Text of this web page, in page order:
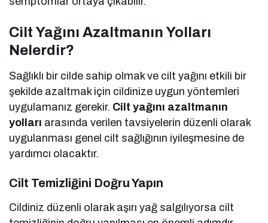
Cilt Yağını Azaltmanın Yolları
Nelerdir?
Sağlıklı bir cilde sahip olmak ve cilt yağını etkili bir
şekilde azaltmak için cildinize uygun yöntemleri
uygulamanız gerekir. Cilt yağını azaltmanın
yolları arasında verilen tavsiyelerin düzenli olarak
uygulanması genel cilt sağlığının iyileşmesine de
yardımcı olacaktır.
Cilt Temizliğini Doğru Yapın
Cildiniz düzenli olarak aşırı yağ salgılıyorsa cilt